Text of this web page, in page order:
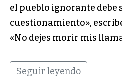
el pueblo ignorante debe
cuestionamiento»,
«No dejes morir mis
Seguir leyendo